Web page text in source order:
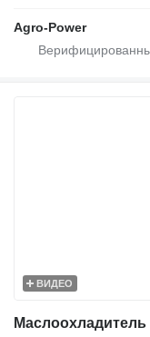
Agro-Power
ВИДЕО